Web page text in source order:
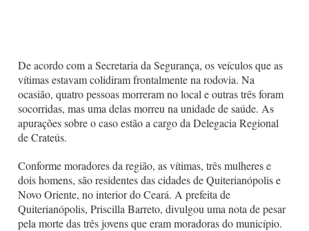
De acordo com a Secretaria da Segurança, os veículos que as
vítimas estavam colidiram frontalmente na rodovia. Na
ocasião, quatro pessoas morreram no local e outras três foram
socorridas, mas uma delas morreu na unidade de saúde. As
apurações sobre o caso estão a cargo da Delegacia Regional
de Crateús.
Conforme moradores da região, as vítimas, três mulheres e
dois homens, são residentes das cidades de Quiterianópolis e
Novo Oriente, no interior do Ceará. A prefeita de
Quiterianópolis, Priscilla Barreto, divulgou uma nota de pesar
pela morte das três jovens que eram moradoras do município.